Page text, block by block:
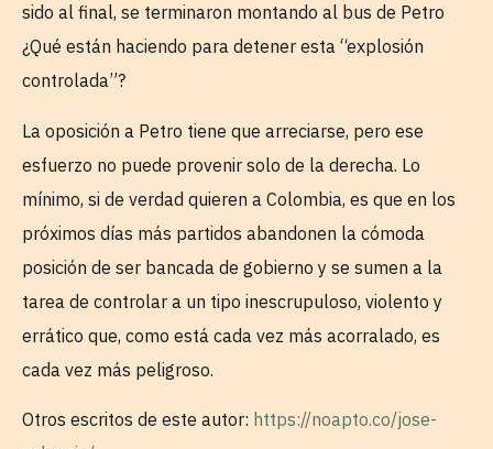
sido al final, se terminaron montando al bus de Petro
¿Qué están haciendo para detener esta “explosión
controlada”?
La oposición a Petro tiene que arreciarse, pero ese
esfuerzo no puede provenir solo de la derecha. Lo
mínimo, si de verdad quieren a Colombia, es que en los
próximos días más partidos abandonen la cómoda
posición de ser bancada de gobierno y se sumen a la
tarea de controlar a un tipo inescrupuloso, violento y
errático que, como está cada vez más acorralado, es
cada vez más peligroso.
Otros escritos de este autor: https://noapto.co/jose-